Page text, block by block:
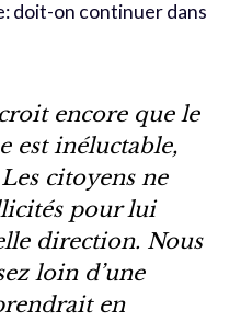
doit-on continuer dans
encore que le
est inéluctable,
citoyens ne
pour lui
direction. Nous
loin d’une
en